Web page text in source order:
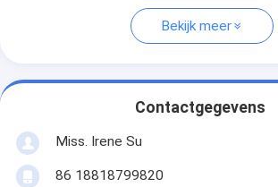
Bekijk meer
Contactgegevens
Miss. Irene Su
86 18818799820